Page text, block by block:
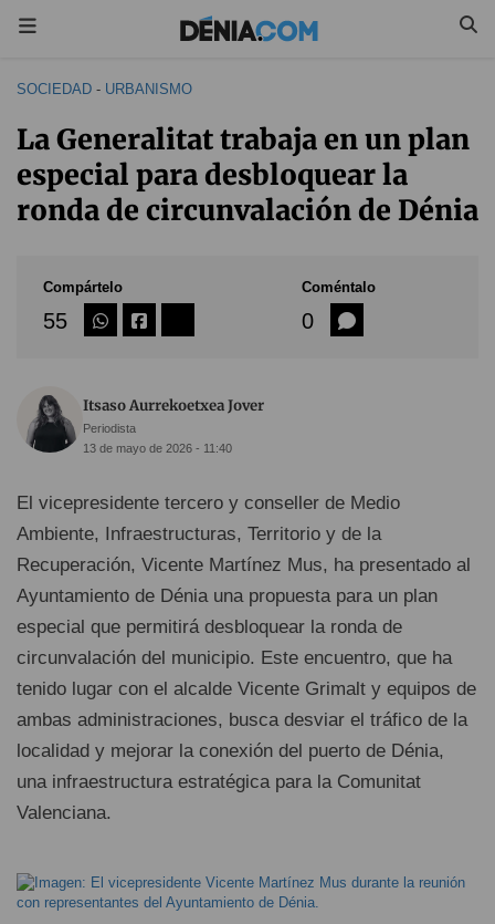
SOCIEDAD - URBANISMO
La Generalitat trabaja en un plan
especial para desbloquear la
ronda de circunvalación de Dénia
Compártelo
55
Coméntalo
0
Itsaso Aurrekoetxea Jover
Periodista
13 de mayo de 2026 - 11:40
El vicepresidente tercero y conseller de Medio
Ambiente, Infraestructuras, Territorio y de la
Recuperación, Vicente Martínez Mus, ha presentado al
Ayuntamiento de Dénia una propuesta para un plan
especial que permitirá desbloquear la ronda de
circunvalación del municipio. Este encuentro, que ha
tenido lugar con el alcalde Vicente Grimalt y equipos de
ambas administraciones, busca desviar el tráfico de la
localidad y mejorar la conexión del puerto de Dénia,
una infraestructura estratégica para la Comunitat
Valenciana.